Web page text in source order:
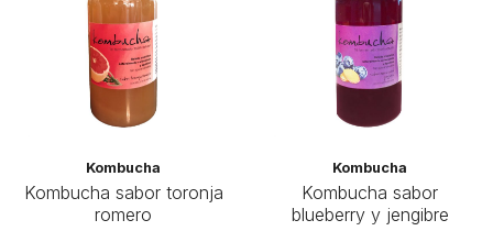
Kombucha
Kombucha sabor toronja
romero
Kombucha
Kombucha sabor
blueberry y jengibre